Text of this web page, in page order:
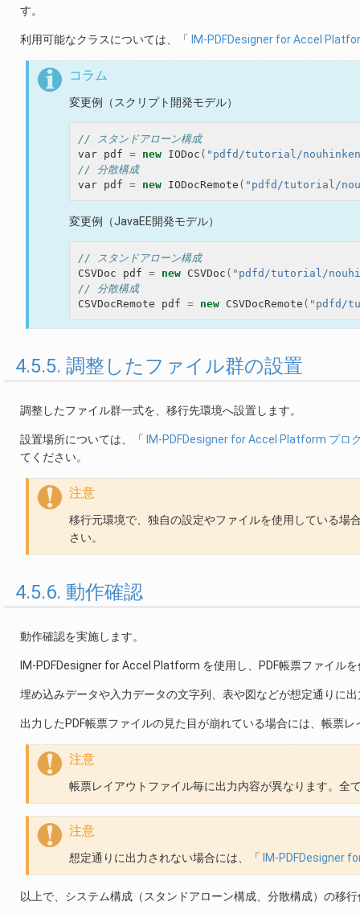
す。
利用可能なクラスについては、「 IM-PDFDesigner for Accel
コラム
変更例（スクリプト開発モデル）
// スタンドアローン構成
var pdf = new IODoc ( "pdfd/tutorial/
// 分散構成
var pdf = new IODocRemote ( "pdfd/tutorial/
変更例（JavaEE開発モデル）
// スタンドアローン構成
CSVDoc
pdf = new CSVDoc ( "pdfd/tutorial/
// 分散構成
CSVDocRemote
pdf = new CSVDocRemote ( "pdfd/
4.5.5. 調整したファイル群の設置
調整したファイル群一式を、移行先環境へ設置します。
設置場所については、「 IM-PDFDesigner for Accel Platform プロ
てください。
注意
移行元環境で、独自の設定やファイルを使用している場
さい。
4.5.6. 動作確認
動作確認を実施します。
IM-PDFDesigner for Accel Platform を使用し、PDF帳票ファイル
埋め込みデータや入力データの文字列、表や図などが想定通りに
出力したPDF帳票ファイルの見た目が崩れている場合には、帳票
注意
帳票レイアウトファイル毎に出力内容が異なります。全
注意
想定通りに出力されない場合には、「 IM-PDFDesigner
以上で、システム構成（スタンドアローン構成、分散構成）の移